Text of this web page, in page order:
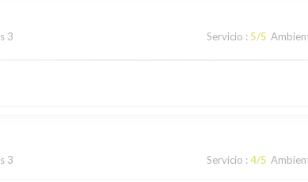
3 Servicio : 5/5
3 Servicio : 4/5